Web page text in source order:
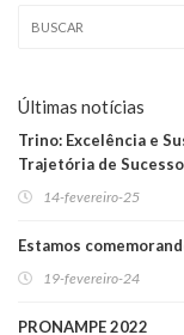
Últimas notícias
Trino: Excelência e
Trajetória de Sucesso
14-fevereiro-25
Estamos
19-fevereiro-24
PRONAMPE 2022